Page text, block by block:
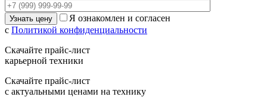
Я ознакомлен и согласен
с Политикой конфиденциальности
Скачайте прайс-лист
карьерной техники
Скачайте прайс-лист
с актуальными ценами на технику